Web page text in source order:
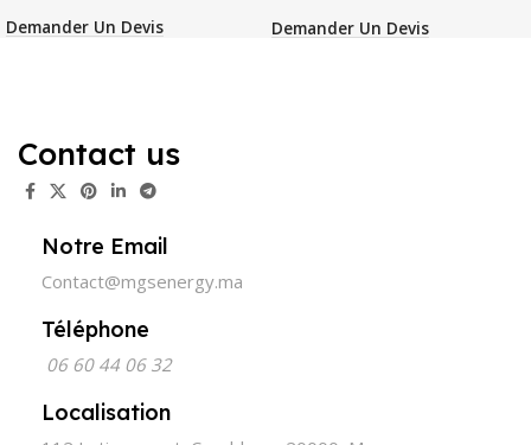
Demander Un Devis Demander Un Devis
Contact us
Notre Email
Contact@mgsenergy.ma
Téléphone
06 60 44 06 32
Localisation